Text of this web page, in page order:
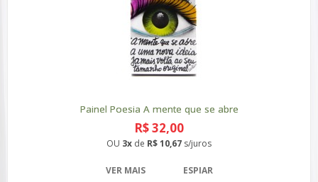
Painel Poesia A mente que se abre
R$ 32,00
OU 3x de R$ 10,67 s/juros
VER MAIS ESPIAR